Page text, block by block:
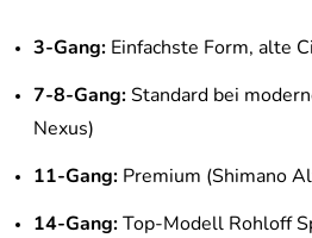
3-Gang: Einfachste Form, alte
7-8-Gang: Standard bei
Nexus)
11-Gang: Premium (Shimano
14-Gang: Top-Modell Rohloff